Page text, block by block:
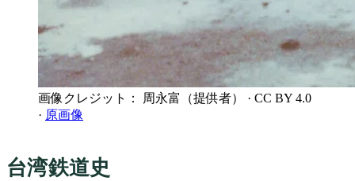
画像クレジット： 周永富（提供者） · CC BY 4.0
· 原画像
台湾鉄道史